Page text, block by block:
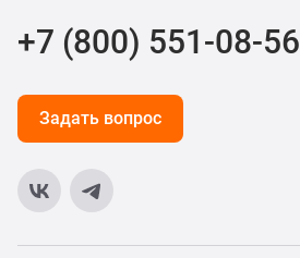
+7 (800) 551-08-56
Задать вопрос